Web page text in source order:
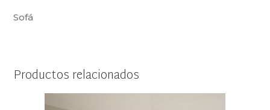
Sofá
Productos relacionados